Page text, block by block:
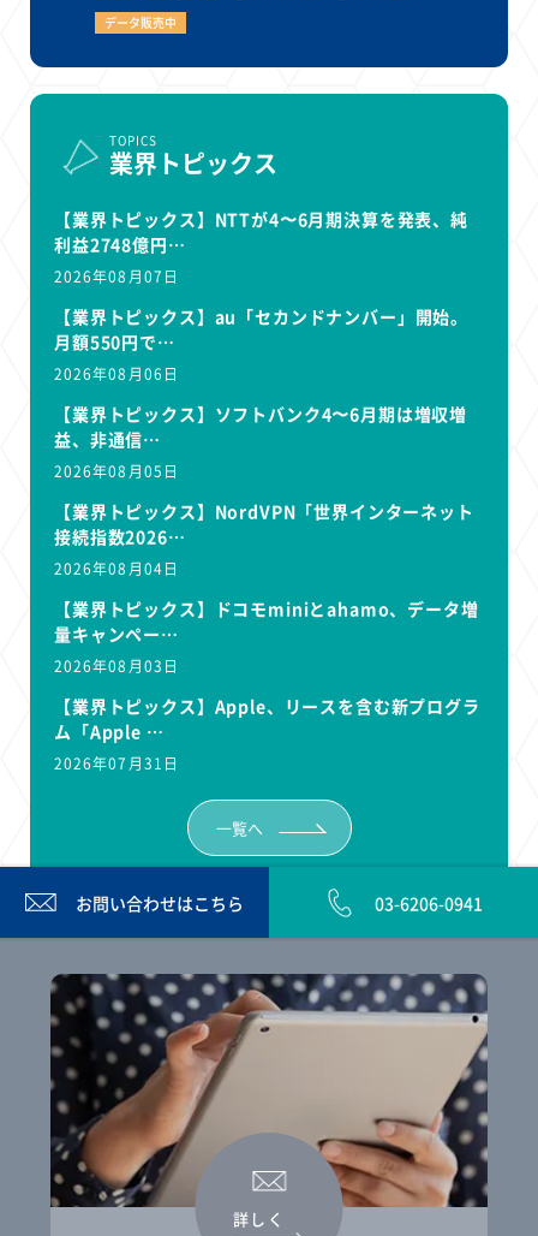
データ販売中
TOPICS
業界トピックス
【業界トピックス】NTTが4〜6月期決算を発表、純
利益2748億円…
2026年08月07日
【業界トピックス】au「セカンドナンバー」開始。
月額550円で…
2026年08月06日
【業界トピックス】ソフトバンク4〜6月期は増収増
益、非通信…
2026年08月05日
【業界トピックス】NordVPN「世界インターネット
接続指数2026…
2026年08月04日
【業界トピックス】ドコモminiとahamo、データ増
量キャンペー…
2026年08月03日
【業界トピックス】Apple、リースを含む新プログラ
ム「Apple …
2026年07月31日
一覧へ
お問い合わせはこちら 03-6206-0941
詳しく